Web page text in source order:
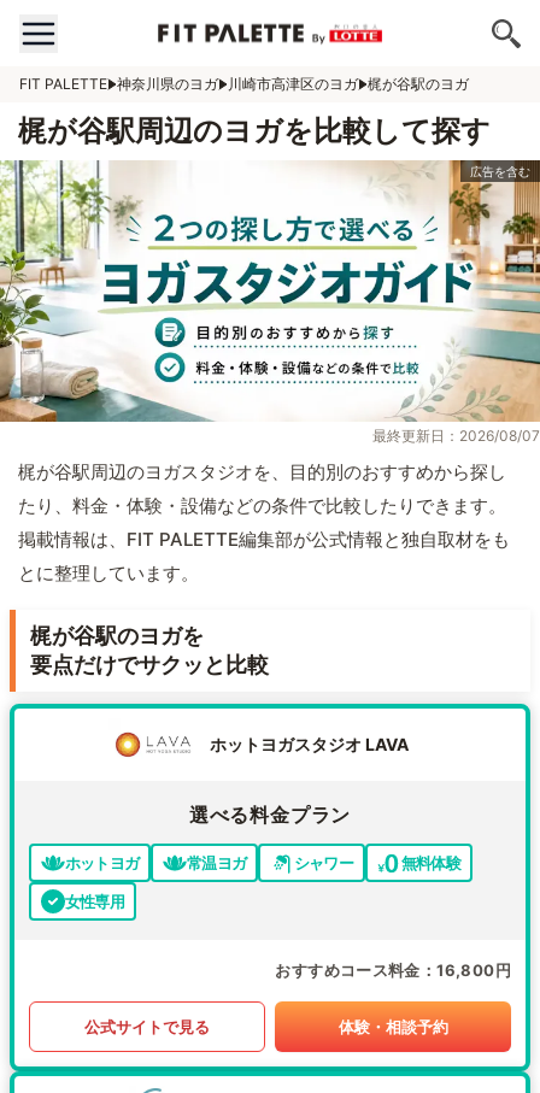
FIT PALETTE 神奈川県のヨガ 川崎市高津区のヨガ 梶が谷駅のヨガ
梶が谷駅周辺のヨガを比較して探す
最終更新日：2026/08/07
梶が谷駅周辺のヨガスタジオを、目的別のおすすめから探し
たり、料金・体験・設備などの条件で比較したりできます。
掲載情報は、FIT PALETTE編集部が公式情報と独自取材をも
とに整理しています。
梶が谷駅のヨガを
要点だけでサクッと比較
ホットヨガスタジオ LAVA
選べる料金プラン
ホットヨガ 常温ヨガ シャワー
無料体験
女性専用
おすすめコース料金 16,800円
公式サイトで見る 体験・相談予約